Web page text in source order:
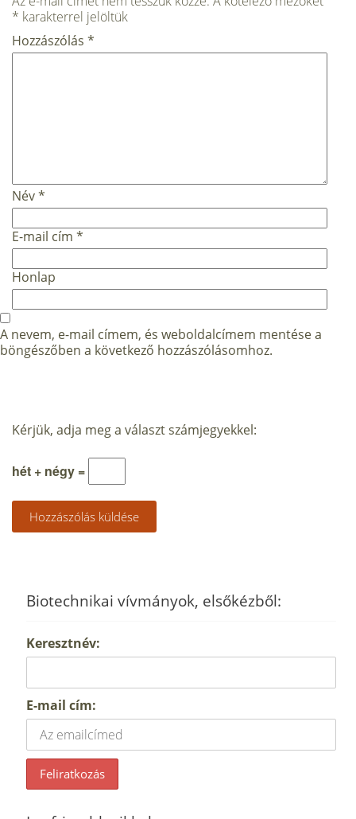
* karakterrel jelöltük
Hozzászólás *
Név*
E-mail cím *
Honlap
A nevem, e-mail címem, és weboldalcímem mentése a
böngészőben a következő hozzászólásomhoz.
Kérjük, adja meg a választ számjegyekkel:
hét + négy =
Biotechnikai vívmányok, elsőkézből:
Keresztnév:
E-mail cím: